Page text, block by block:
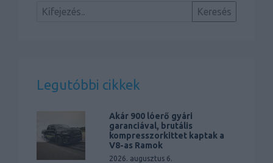
Legutóbbi cikkek
Akár 900 lóerő gyári
garanciával, brutális
kompresszorkittet kaptak a
V8-as Ramok
2026. augusztus 6.